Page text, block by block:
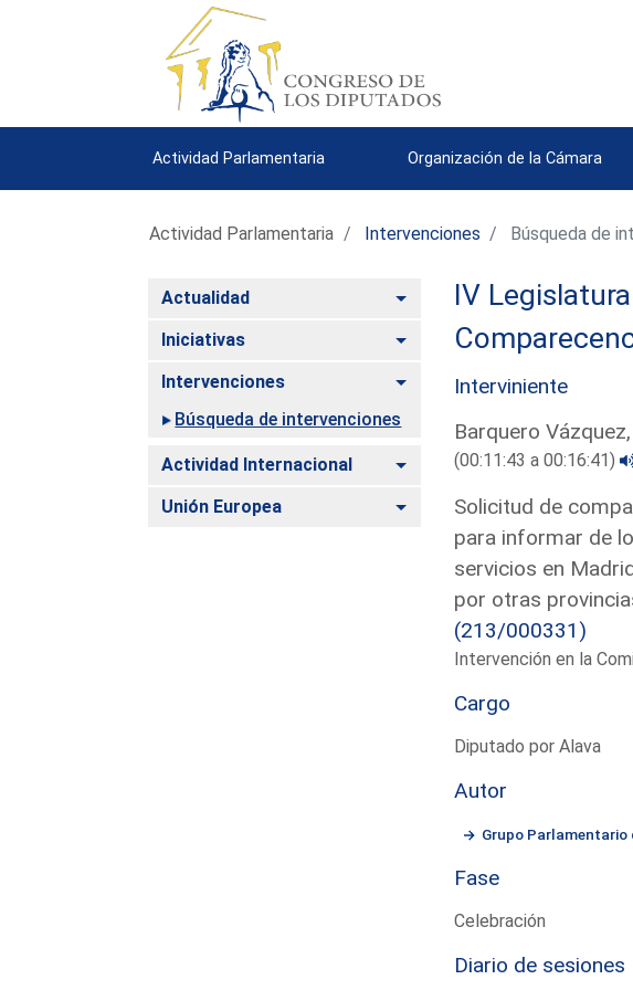
Actividad Parlamentaria Organización de la Cámara
Actividad Parlamentaria Intervenciones Búsqueda de
Actualidad Alternar
Iniciativas Alternar
Intervenciones
Alternar
Búsqueda de intervenciones
Actividad Internacional Alternar
Unión Europea Alternar
IV Legislatura
Interviniente
Barquero
(00:11:43 a 00:16:41)
Solicitud de
para informar de
servicios en
por otras
(213/000331)
Intervención en la
Cargo
Diputado por Alava
Autor
Grupo
Fase
Celebración
Diario de sesiones